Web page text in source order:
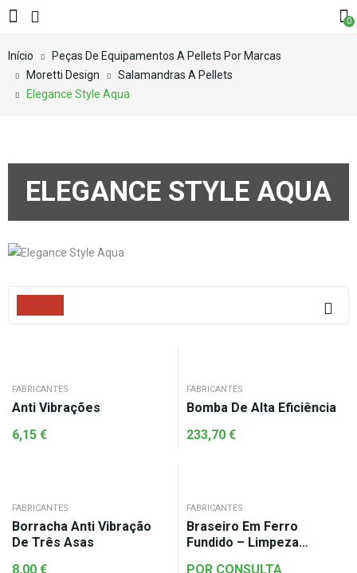
0
Início
Peças De Equipamentos A Pellets Por Marcas
Moretti Design
Salamandras A Pellets
Elegance Style Aqua
ELEGANCE STYLE AQUA
FABRICANTES
Anti Vibrações
6,15 €
FABRICANTES
Bomba De Alta Eficiência
233,70 €
FABRICANTES
Borracha Anti Vibração
De Três Asas
8,00 €
FABRICANTES
Braseiro Em Ferro
Fundido – Limpeza
POR CONSULTA